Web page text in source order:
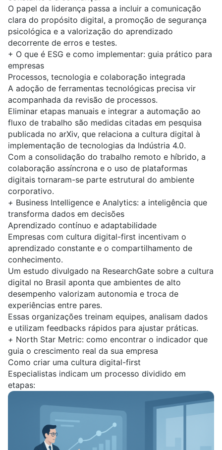
O papel da liderança passa a incluir a comunicação
clara do propósito digital, a promoção de segurança
psicológica e a valorização do aprendizado
decorrente de erros e testes.
+ O que é ESG e como implementar: guia prático para
empresas
Processos, tecnologia e colaboração integrada
A adoção de ferramentas tecnológicas precisa vir
acompanhada da revisão de processos.
Eliminar etapas manuais e integrar a automação ao
fluxo de trabalho são medidas citadas em pesquisa
publicada no arXiv, que relaciona a cultura digital à
implementação de tecnologias da Indústria 4.0.
Com a consolidação do trabalho remoto e híbrido, a
colaboração assíncrona e o uso de plataformas
digitais tornaram-se parte estrutural do ambiente
corporativo.
+ Business Intelligence e Analytics: a inteligência que
transforma dados em decisões
Aprendizado contínuo e adaptabilidade
Empresas com cultura digital-first incentivam o
aprendizado constante e o compartilhamento de
conhecimento.
Um estudo divulgado na ResearchGate sobre a cultura
digital no Brasil aponta que ambientes de alto
desempenho valorizam autonomia e troca de
experiências entre pares.
Essas organizações treinam equipes, analisam dados
e utilizam feedbacks rápidos para ajustar práticas.
+ North Star Metric: como encontrar o indicador que
guia o crescimento real da sua empresa
Como criar uma cultura digital-first
Especialistas indicam um processo dividido em
etapas: